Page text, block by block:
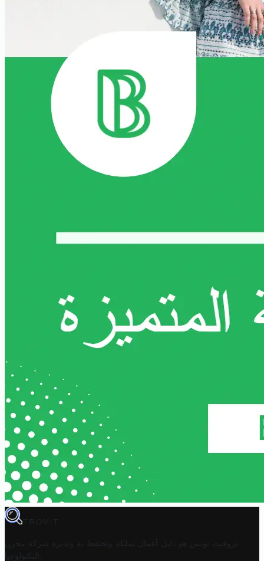
TROVIT
تروفيت تونس هو دليل أعمال تملكه وتحتفظ به وتديره
شركة مخزن
التكنولوجيا